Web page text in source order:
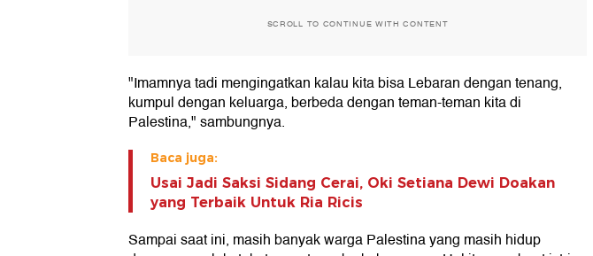
SCROLL TO CONTINUE WITH CONTENT
"Imamnya tadi mengingatkan kalau kita bisa Lebaran dengan tenang,
kumpul dengan keluarga, berbeda dengan teman-teman kita di
Palestina," sambungnya.
Baca juga:
Usai Jadi Saksi Sidang Cerai, Oki Setiana Dewi Doakan
yang Terbaik Untuk Ria Ricis
Sampai saat ini, masih banyak warga Palestina yang masih hidup